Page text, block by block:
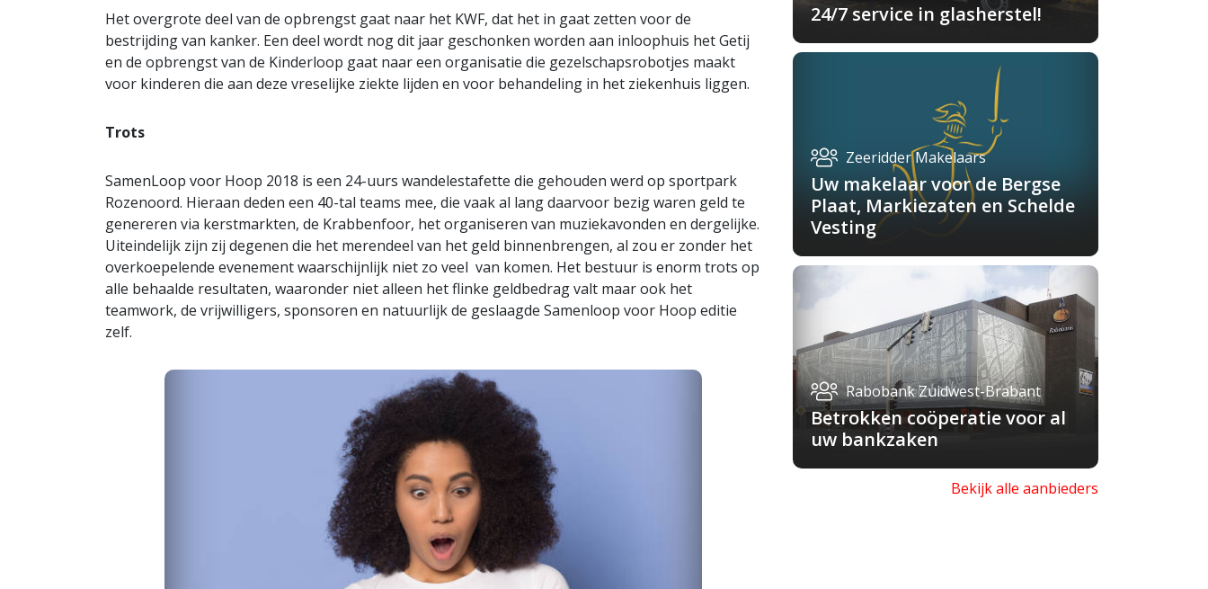
Het overgrote deel van de opbrengst gaat naar het KWF, dat het in gaat zetten voor de
bestrijding van kanker. Een deel wordt nog dit jaar geschonken worden aan inloophuis het Getij
en de opbrengst van de Kinderloop gaat naar een organisatie die gezelschapsrobotjes maakt
voor kinderen die aan deze vreselijke ziekte lijden en voor behandeling in het ziekenhuis liggen.
Trots
SamenLoop voor Hoop 2018 is een 24-uurs wandelestafette die gehouden werd op sportpark
Rozenoord. Hieraan deden een 40-tal teams mee, die vaak al lang daarvoor bezig waren geld te
genereren via kerstmarkten, de Krabbenfoor, het organiseren van muziekavonden en dergelijke.
Uiteindelijk zijn zij degenen die het merendeel van het geld binnenbrengen, al zou er zonder het
overkoepelende evenement waarschijnlijk niet zo veel van komen. Het bestuur is enorm trots op
alle behaalde resultaten, waaronder niet alleen het flinke geldbedrag valt maar ook het
teamwork, de vrijwilligers, sponsoren en natuurlijk de geslaagde Samenloop voor Hoop editie
zelf.
24/7 service in glasherstel!
Zeeridder Makelaars
Uw makelaar voor de Bergse
Plaat, Markiezaten en Schelde
Vesting
Rabobank Zuidwest-Brabant
Betrokken coöperatie voor al
uw bankzaken
Bekijk alle aanbieders